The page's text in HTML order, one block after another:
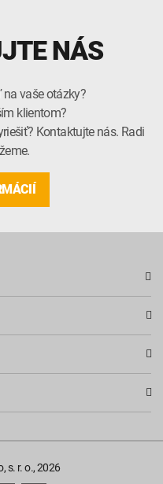
NÁS
vaše otázky?
klientom?
Kontaktujte nás. Radi
s. r. o., 2026